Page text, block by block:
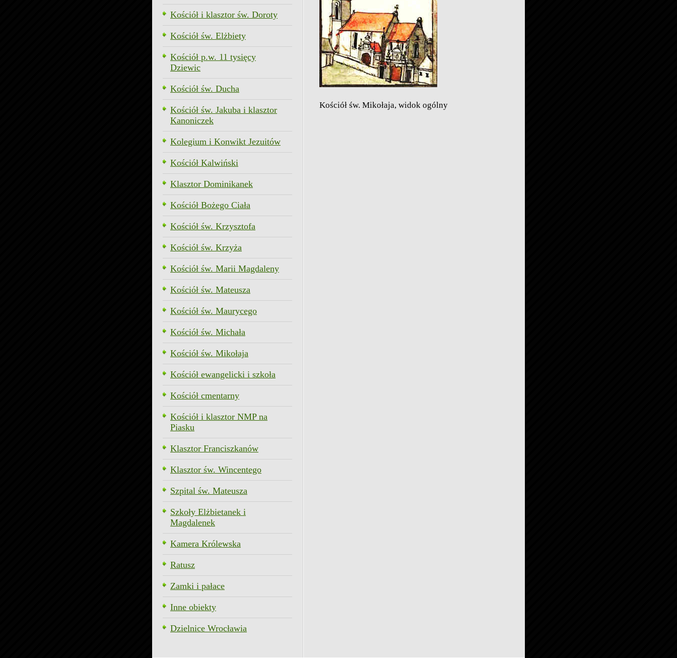
Kościół św. Mikołaja, widok ogólny
Kościół i klasztor św. Doroty
Kościół św. Elżbiety
Kościół p.w. 11 tysięcy
Dziewic
Kościół św. Ducha
Kościół św. Jakuba i klasztor
Kanoniczek
Kolegium i Konwikt Jezuitów
Kościół Kalwiński
Klasztor Dominikanek
Kościół Bożego Ciała
Kościół św. Krzysztofa
Kościół św. Krzyża
Kościół św. Marii Magdaleny
Kościół św. Mateusza
Kościół św. Maurycego
Kościół św. Michała
Kościół św. Mikołaja
Kościół ewangelicki i szkoła
Kościół cmentarny
Kościół i klasztor NMP na
Piasku
Klasztor Franciszkanów
Klasztor św. Wincentego
Szpital św. Mateusza
Szkoły Elżbietanek i
Magdalenek
Kamera Królewska
Ratusz
Zamki i pałace
Inne obiekty
Dzielnice Wrocławia